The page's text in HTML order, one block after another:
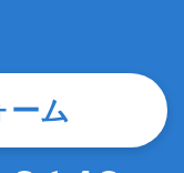
ーム